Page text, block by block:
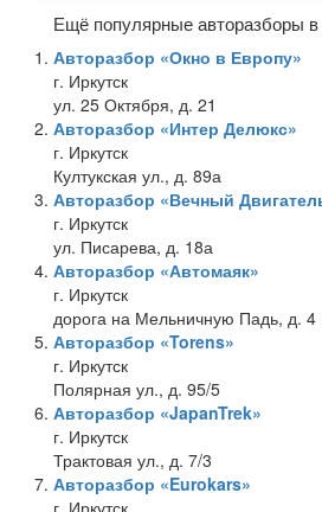
Ещё популярные авторазборы в
Авторазбор «Окно в Европу»
г. Иркутск
ул. 25 Октября, д. 21
Авторазбор «Интер Делюкс»
г. Иркутск
Култукская ул., д. 89а
Авторазбор «Вечный
г. Иркутск
ул. Писарева, д. 18а
Авторазбор «Автомаяк»
г. Иркутск
дорога на Мельничную Падь, д. 4
Авторазбор «Torens»
г. Иркутск
Полярная ул., д. 95/5
Авторазбор «JapanTrek»
г. Иркутск
Трактовая ул., д. 7/3
Авторазбор «Eurokars»
г. Иркутск